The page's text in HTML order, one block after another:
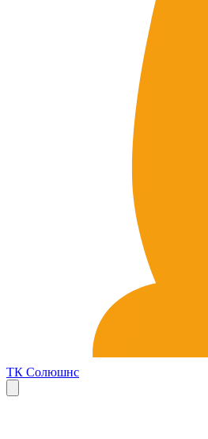
ТК Солюшнс